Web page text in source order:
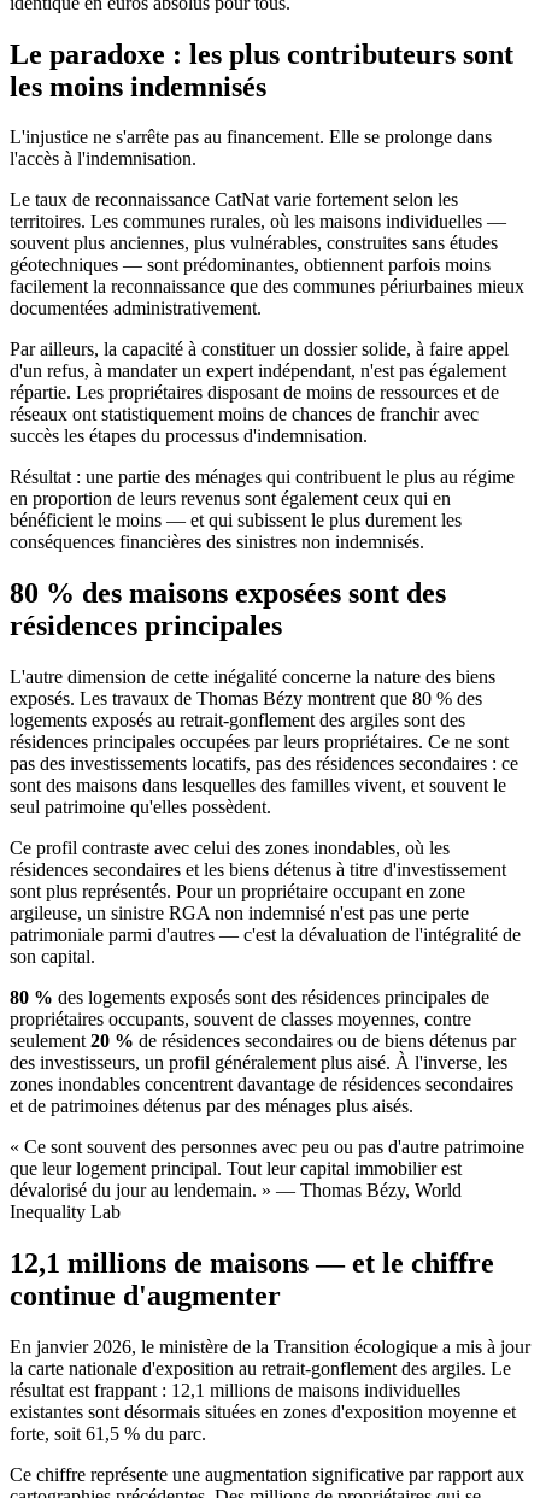
Le paradoxe : les plus contributeurs sont
les moins indemnisés
L'injustice ne s'arrête pas au financement. Elle se prolonge dans
l'accès à l'indemnisation.
Le taux de reconnaissance CatNat varie fortement selon les
territoires. Les communes rurales, où les maisons individuelles —
souvent plus anciennes, plus vulnérables, construites sans études
géotechniques — sont prédominantes, obtiennent parfois moins
facilement la reconnaissance que des communes périurbaines mieux
documentées administrativement.
Par ailleurs, la capacité à constituer un dossier solide, à faire appel
d'un refus, à mandater un expert indépendant, n'est pas également
répartie. Les propriétaires disposant de moins de ressources et de
réseaux ont statistiquement moins de chances de franchir avec
succès les étapes du processus d'indemnisation.
Résultat : une partie des ménages qui contribuent le plus au régime
en proportion de leurs revenus sont également ceux qui en
bénéficient le moins — et qui subissent le plus durement les
conséquences financières des sinistres non indemnisés.
80 % des maisons exposées sont des
résidences principales
L'autre dimension de cette inégalité concerne la nature des biens
exposés. Les travaux de Thomas Bézy montrent que 80 % des
logements exposés au retrait-gonflement des argiles sont des
résidences principales occupées par leurs propriétaires. Ce ne sont
pas des investissements locatifs, pas des résidences secondaires : ce
sont des maisons dans lesquelles des familles vivent, et souvent le
seul patrimoine qu'elles possèdent.
Ce profil contraste avec celui des zones inondables, où les
résidences secondaires et les biens détenus à titre d'investissement
sont plus représentés. Pour un propriétaire occupant en zone
argileuse, un sinistre RGA non indemnisé n'est pas une perte
patrimoniale parmi d'autres — c'est la dévaluation de l'intégralité de
son capital.
80 % des logements exposés sont des résidences principales de
propriétaires occupants, souvent de classes moyennes, contre
seulement 20 % de résidences secondaires ou de biens détenus par
des investisseurs, un profil généralement plus aisé. À l'inverse, les
zones inondables concentrent davantage de résidences secondaires
et de patrimoines détenus par des ménages plus aisés.
« Ce sont souvent des personnes avec peu ou pas d'autre patrimoine
que leur logement principal. Tout leur capital immobilier est
dévalorisé du jour au lendemain. » — Thomas Bézy, World
Inequality Lab
12,1 millions de maisons — et le chiffre
continue d'augmenter
En janvier 2026, le ministère de la Transition écologique a mis à jour
la carte nationale d'exposition au retrait-gonflement des argiles. Le
résultat est frappant : 12,1 millions de maisons individuelles
existantes sont désormais situées en zones d'exposition moyenne et
forte, soit 61,5 % du parc.
Ce chiffre représente une augmentation significative par rapport aux